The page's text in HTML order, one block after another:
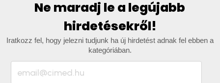
Ne maradj le a legújabb
hirdetésekről!
Iratkozz fel, hogy jelezni tudjunk ha új hirdetést adnak fel ebben a
kategóriában.